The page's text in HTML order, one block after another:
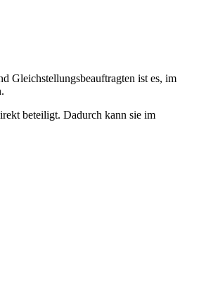
Gleichstellungsbeauftragten ist es, im
beteiligt. Dadurch kann sie im